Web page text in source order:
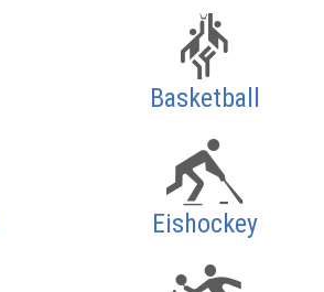
Basketball
Eishockey